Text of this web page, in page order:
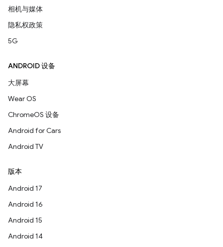
相机与媒体
隐私权政策
5G
ANDROID 设备
大屏幕
Wear OS
ChromeOS 设备
Android for Cars
Android TV
版本
Android 17
Android 16
Android 15
Android 14